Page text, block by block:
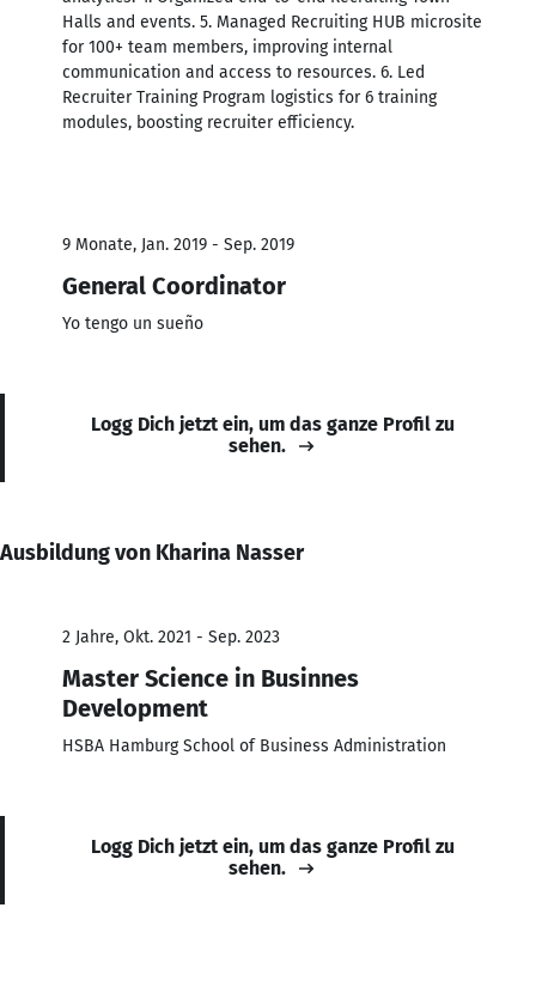
Halls and events. 5. Managed Recruiting HUB microsite
for 100+ team members, improving internal
communication and access to resources. 6. Led
Recruiter Training Program logistics for 6 training
modules, boosting recruiter efficiency.
9 Monate, Jan. 2019 - Sep. 2019
General Coordinator
Yo tengo un sueño
Logg Dich jetzt ein, um das ganze Profil zu
sehen.
Ausbildung von Kharina Nasser
2 Jahre, Okt. 2021 - Sep. 2023
Master Science in Businnes
Development
HSBA Hamburg School of Business Administration
Logg Dich jetzt ein, um das ganze Profil zu
sehen.